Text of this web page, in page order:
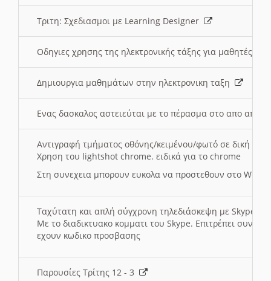
Τριτη: Σχεδιασμοι με Learning Designer
Οδηγιες χρησης της ηλεκτρονικής τάξης για μαθητές
Δημιουργια μαθημάτων στην ηλεκτρονικη ταξη
Ενας δασκαλος αστειεύται με το πέρασμα στο απο
Αντιγραφή τμήματος οθόνης/κειμένου/φωτό σε δική
Χρηση του lightshot chrome. ειδικά για το chrome
Στη συνεχεια μπορουν ευκολα να προστεθουν στο Word
Ταχύτατη και απλή σύγχρονη τηλεδιάσκεψη με Skype
Με το διαδικτυακο κομματι του Skype. Επιτρέπει
εχουν κωδικο προσβασης
Παρουσίες Τρίτης 12 - 3